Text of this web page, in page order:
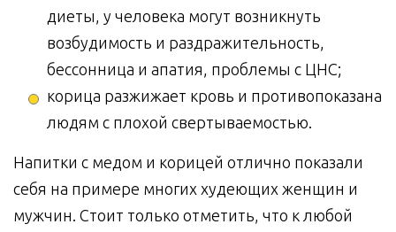
диеты, у человека могут возникнуть
возбудимость и раздражительность,
бессонница и апатия, проблемы с ЦНС;
корица разжижает кровь и противопоказана
людям с плохой свертываемостью.
Напитки с медом и корицей отлично показали
себя на примере многих худеющих женщин и
мужчин. Стоит только отметить, что к любой